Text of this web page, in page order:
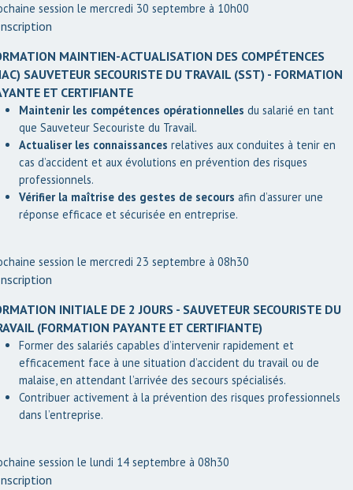
session le mercredi 30 septembre à 10h00
MAINTIEN-ACTUALISATION DES COMPÉTENCES
SAUVETEUR SECOURISTE DU TRAVAIL (SST) - FORMATION
ET CERTIFIANTE
Maintenir les compétences opérationnelles du salarié en tant
que Sauveteur Secouriste du Travail.
Actualiser les connaissances relatives aux conduites à tenir en
cas d’accident et aux évolutions en prévention des risques
professionnels.
Vérifier la maîtrise des gestes de secours afin d’assurer une
réponse efficace et sécurisée en entreprise.
session le mercredi 23 septembre à 08h30
INITIALE DE 2 JOURS - SAUVETEUR SECOURISTE DU
(FORMATION PAYANTE ET CERTIFIANTE)
Former des salariés capables d’intervenir rapidement et
efficacement face à une situation d’accident du travail ou de
malaise, en attendant l’arrivée des secours spécialisés.
Contribuer activement à la prévention des risques professionnels
dans l’entreprise.
session le lundi 14 septembre à 08h30